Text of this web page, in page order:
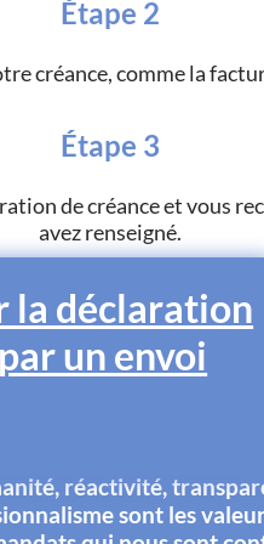
Étape 2
créance, comme la
Étape 3
de créance et vous
avez renseigné.
la déclaration
un envoi
réactivité,
sont les